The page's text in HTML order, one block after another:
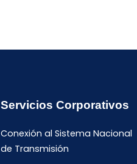
Servicios Corporativos
Conexión al Sistema Nacional
de Transmisión